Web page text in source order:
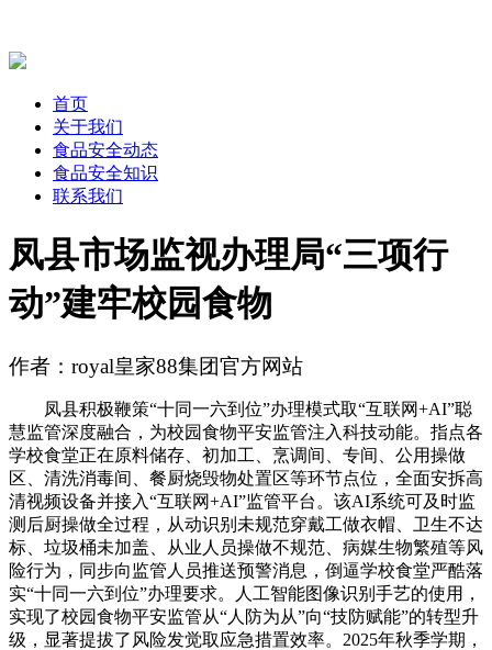
首页
关于我们
食品安全动态
食品安全知识
联系我们
凤县市场监视办理局“三项行
动”建牢校园食物
作者：royal皇家88集团官方网站
凤县积极鞭策“十同一六到位”办理模式取“互联网+AI”聪
慧监管深度融合，为校园食物平安监管注入科技动能。指点各
学校食堂正在原料储存、初加工、烹调间、专间、公用操做
区、清洗消毒间、餐厨烧毁物处置区等环节点位，全面安拆高
清视频设备并接入“互联网+AI”监管平台。该AI系统可及时监
测后厨操做全过程，从动识别未规范穿戴工做衣帽、卫生不达
标、垃圾桶未加盖、从业人员操做不规范、病媒生物繁殖等风
险行为，同步向监管人员推送预警消息，倒逼学校食堂严酷落
实“十同一六到位”办理要求。人工智能图像识别手艺的使用，
实现了校园食物平安监管从“人防为从”向“技防赋能”的转型升
级，显著提拔了风险发觉取应急措置效率。2025年秋季学期，